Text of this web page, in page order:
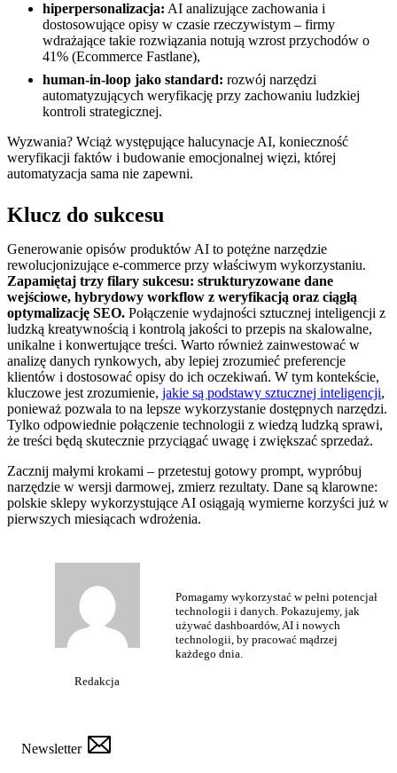
hiperpersonalizacja: AI analizujące zachowania i
dostosowujące opisy w czasie rzeczywistym – firmy
wdrażające takie rozwiązania notują wzrost przychodów o
41% (Ecommerce Fastlane),
human-in-loop jako standard: rozwój narzędzi
automatyzujących weryfikację przy zachowaniu ludzkiej
kontroli strategicznej.
Wyzwania? Wciąż występujące halucynacje AI, konieczność
weryfikacji faktów i budowanie emocjonalnej więzi, której
automatyzacja sama nie zapewni.
Klucz do sukcesu
Generowanie opisów produktów AI to potężne narzędzie
rewolucjonizujące e-commerce przy właściwym wykorzystaniu.
Zapamiętaj trzy filary sukcesu: strukturyzowane dane
wejściowe, hybrydowy workflow z weryfikacją oraz ciągłą
optymalizację SEO. Połączenie wydajności sztucznej inteligencji z
ludzką kreatywnością i kontrolą jakości to przepis na skalowalne,
unikalne i konwertujące treści. Warto również zainwestować w
analizę danych rynkowych, aby lepiej zrozumieć preferencje
klientów i dostosować opisy do ich oczekiwań. W tym kontekście,
kluczowe jest zrozumienie, jakie są podstawy sztucznej inteligencji,
ponieważ pozwala to na lepsze wykorzystanie dostępnych narzędzi.
Tylko odpowiednie połączenie technologii z wiedzą ludzką sprawi,
że treści będą skutecznie przyciągać uwagę i zwiększać sprzedaż.
Zacznij małymi krokami – przetestuj gotowy prompt, wypróbuj
narzędzie w wersji darmowej, zmierz rezultaty. Dane są klarowne:
polskie sklepy wykorzystujące AI osiągają wymierne korzyści już w
pierwszych miesiącach wdrożenia.
Redakcja
Pomagamy wykorzystać w pełni potencjał
technologii i danych. Pokazujemy, jak
używać dashboardów, AI i nowych
technologii, by pracować mądrzej
każdego dnia.
Newsletter